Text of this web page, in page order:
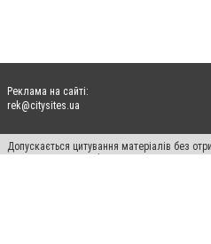
Реклама на сайті:
rek@citysites.ua
Допускається цитування матеріалів без
пошукових систем гіперпосилання на